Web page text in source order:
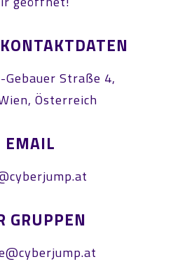
Gebauer Straße 4,
Österreich
EMAIL
GRUPPEN